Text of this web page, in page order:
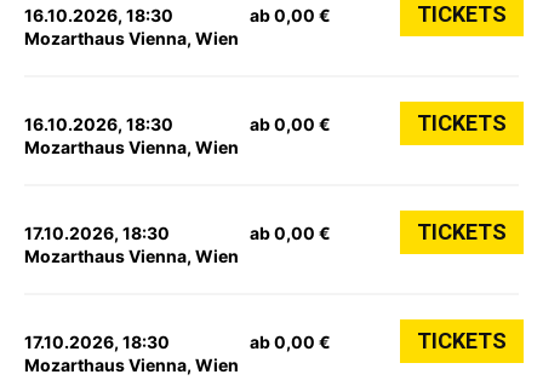
16.10.2026, 18:30
Mozarthaus Vienna, Wien
ab 0,00 € TICKETS
16.10.2026, 18:30
Mozarthaus Vienna, Wien
ab 0,00 € TICKETS
17.10.2026, 18:30
Mozarthaus Vienna, Wien
ab 0,00 € TICKETS
17.10.2026, 18:30
Mozarthaus Vienna, Wien
ab 0,00 € TICKETS